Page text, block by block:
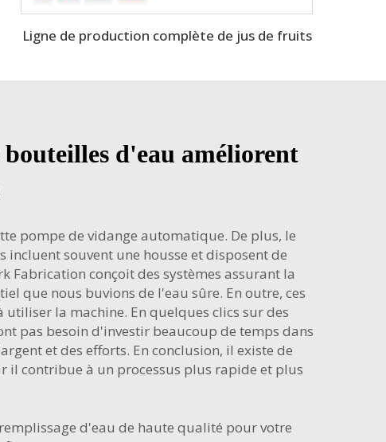
Ligne de production complète de jus de fruits
bouteilles d'eau améliorent
pompe de vidange automatique. De plus, le
souvent une housse et disposent de
Fabrication conçoit des systèmes assurant la
que nous buvions de l'eau sûre. En outre, ces
la machine. En quelques clics sur des
pas besoin d'investir beaucoup de temps dans
et des efforts. En conclusion, il existe de
il contribue à un processus plus rapide et plus
d'eau de haute qualité pour votre